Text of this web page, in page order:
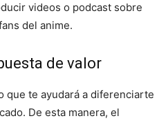
videos o podcast sobre
del anime.
de valor
que te ayudará a diferenciarte
De esta manera, el